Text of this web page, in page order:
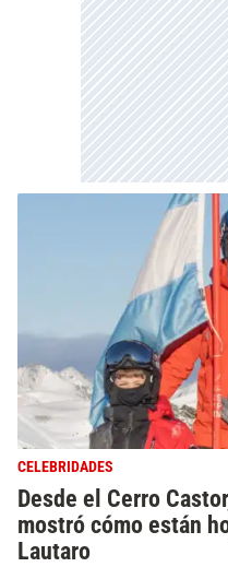
CELEBRIDADES
Desde el Cerro
mostró cómo están
Lautaro